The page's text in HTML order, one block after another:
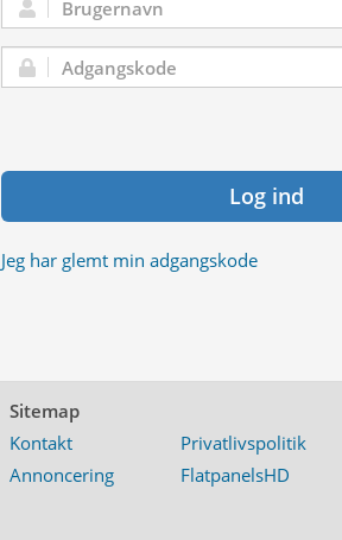
Brugernavn:
Adgangskode:
Log ind
Jeg har glemt min adgangskode
Sitemap
Kontakt
Privatlivspolitik
Annoncering
FlatpanelsHD